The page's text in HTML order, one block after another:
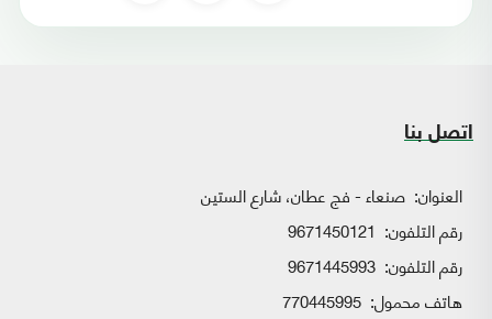
اتصل بنا
العنوان: صنعاء - فج عطان، شارع الستين
رقم التلفون: 9671450121
رقم التلفون: 9671445993
هاتف محمول: 770445995